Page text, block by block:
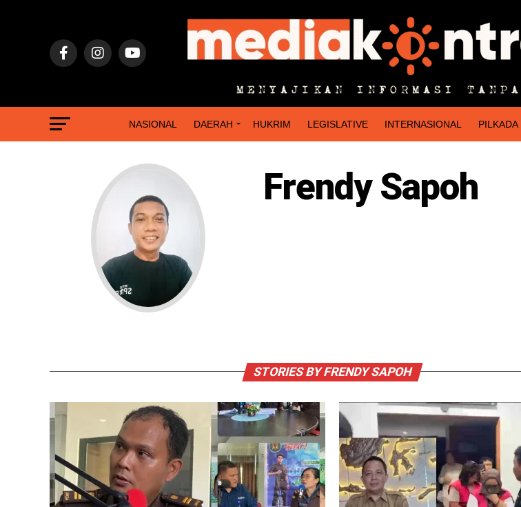
NASIONAL DAERAH HUKRIM LEGISLATIVE INTERNASIONAL PILKADA
Frendy Sapoh
STORIES BY FRENDY SAPOH